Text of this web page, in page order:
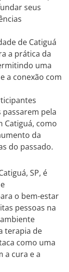
seus
de Catiguá
a prática da
uma
a conexão com
pela
Catiguá, como
da
do passado.
SP, é
o bem-estar
pessoas na
terapia de
como uma
a cura e a